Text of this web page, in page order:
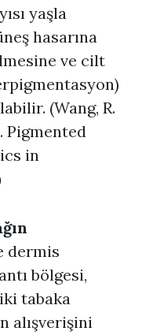
yaşla
hasarına
ve cilt
(Wang, R.
Pigmented
in
dermis
bölgesi,
tabaka
alışverişini